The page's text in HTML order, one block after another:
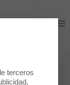
terceros